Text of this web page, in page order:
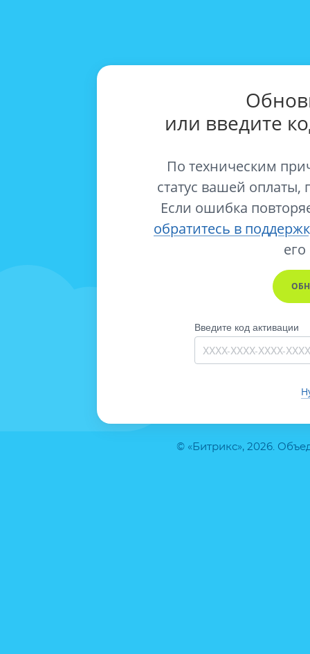
© «Битрикс», 2026.
или введите
По техническим
статус вашей оплаты,
Если ошибка
обратитесь в
его
Введите код активации